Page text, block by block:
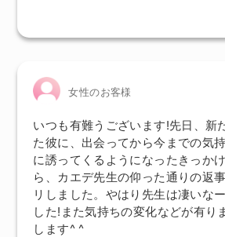
女性のお客様
いつも有難うございます!先日、新
た彼に、出会ってから今までの気
に誘ってくるようになったきっか
ら、カエデ先生の仰った通りの返
リしました。やはり先生は凄いな
した!また気持ちの変化などが有り
します^ ^